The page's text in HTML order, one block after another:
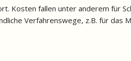
Kosten fallen unter anderem für
Verfahrenswege, z.B. für das